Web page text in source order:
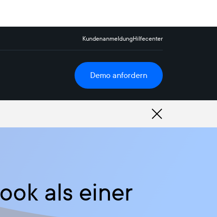
KundenanmeldungHilfecenter
Demo anfordern
als einer